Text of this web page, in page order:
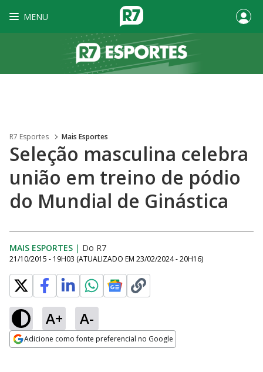
MENU
R7 Esportes Mais Esportes
Seleção masculina celebra
união em treino de pódio
do Mundial de Ginástica
MAIS ESPORTES | Do R7
21/10/2015 - 19H03 (ATUALIZADO EM 23/02/2024 - 20H16)
A+ A-
Adicione como fonte preferencial no Google